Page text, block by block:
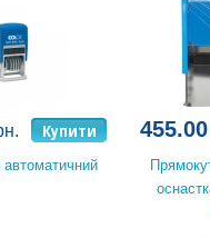
Купити 455.00